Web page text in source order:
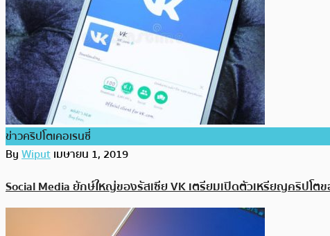
ข่าวคริปโตเคอเรนซี่
ByWiputเมษายน 1, 2019
Social Media ยักษ์ใหญ่ของรัสเซีย VK เตรียมเปิดตัวเหรียญคริปโต